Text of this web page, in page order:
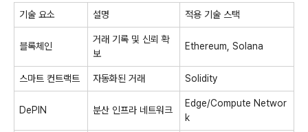
기술 요소 설명 적용 기술 스택
블록체인
거래 기록 및 신뢰 확
보
Ethereum, Solana
스마트 컨트랙트 자동화된 거래 Solidity
DePIN 분산 인프라 네트워크
Edge/Compute Networ
k